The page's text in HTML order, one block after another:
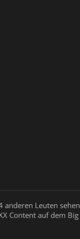
anderen Leuten sehen
Content auf dem Big